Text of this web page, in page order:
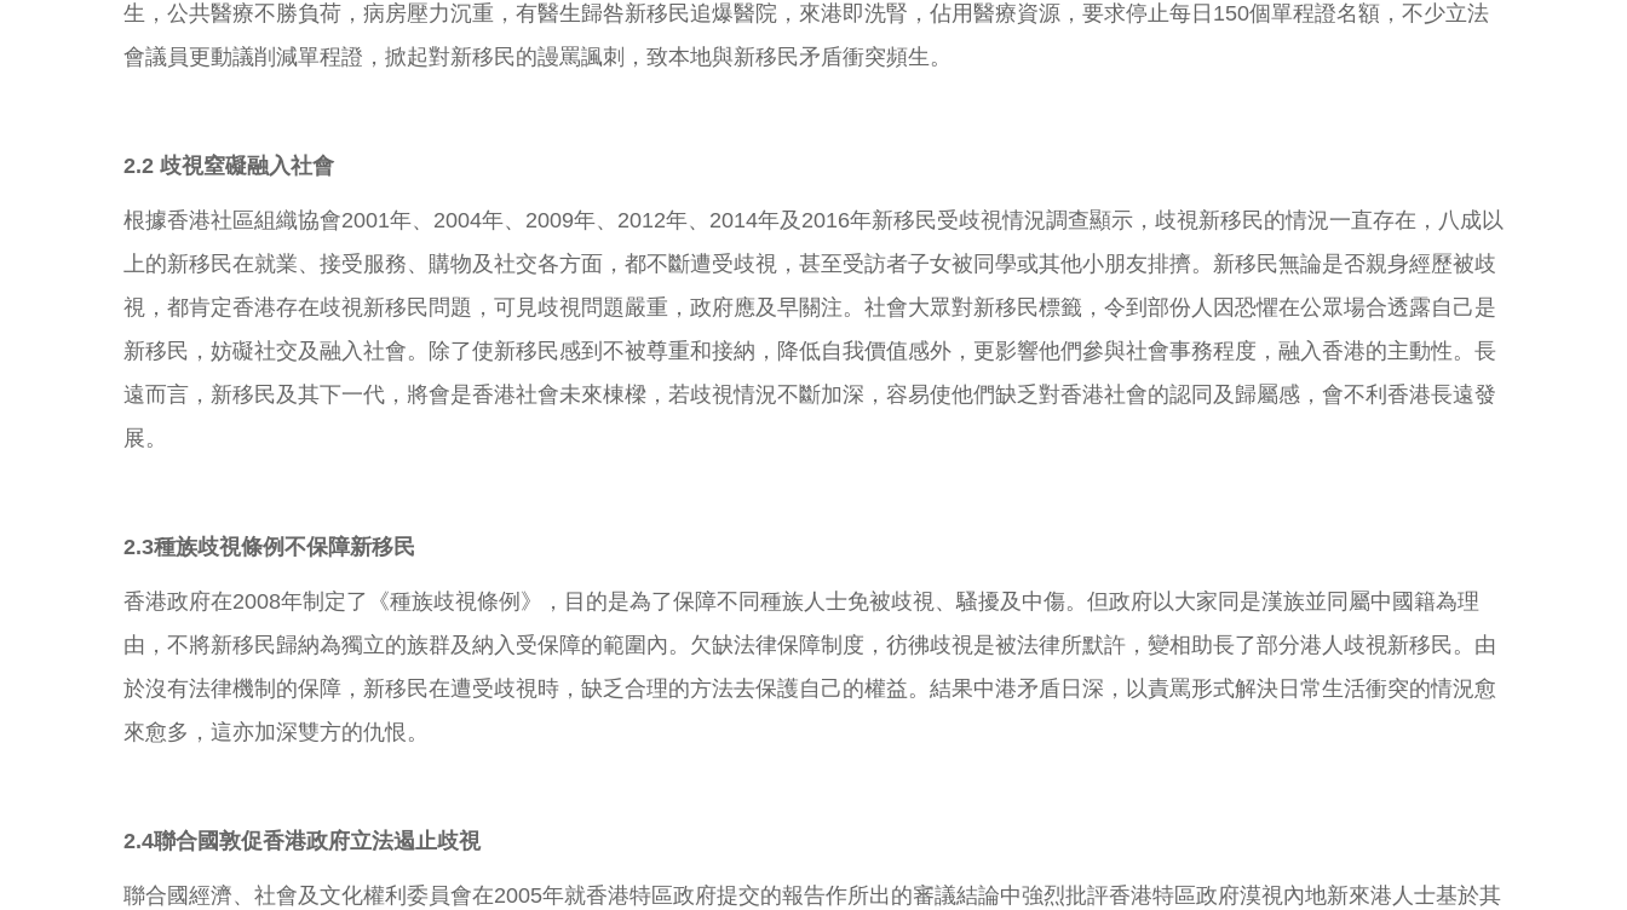
生，公共醫療不勝負荷，病房壓力沉重，有醫生歸咎新移民追爆醫院，來港即洗腎，佔用醫療資源，要求停止每日150個單程證名額，不少立法
會議員更動議削減單程證，掀起對新移民的謾罵諷刺，致本地與新移民矛盾衝突頻生。
2.2 歧視窒礙融入社會
根據香港社區組織協會2001年、2004年、2009年、2012年、2014年及2016年新移民受歧視情況調查顯示，歧視新移民的情況一直存在，八成以
上的新移民在就業、接受服務、購物及社交各方面，都不斷遭受歧視，甚至受訪者子女被同學或其他小朋友排擠。新移民無論是否親身經歷被歧
視，都肯定香港存在歧視新移民問題，可見歧視問題嚴重，政府應及早關注。社會大眾對新移民標籤，令到部份人因恐懼在公眾場合透露自己是
新移民，妨礙社交及融入社會。除了使新移民感到不被尊重和接納，降低自我價值感外，更影響他們參與社會事務程度，融入香港的主動性。長
遠而言，新移民及其下一代，將會是香港社會未來棟樑，若歧視情況不斷加深，容易使他們缺乏對香港社會的認同及歸屬感，會不利香港長遠發
展。
2.3種族歧視條例不保障新移民
香港政府在2008年制定了《種族歧視條例》，目的是為了保障不同種族人士免被歧視、騷擾及中傷。但政府以大家同是漢族並同屬中國籍為理
由，不將新移民歸納為獨立的族群及納入受保障的範圍內。欠缺法律保障制度，彷彿歧視是被法律所默許，變相助長了部分港人歧視新移民。由
於沒有法律機制的保障，新移民在遭受歧視時，缺乏合理的方法去保護自己的權益。結果中港矛盾日深，以責罵形式解決日常生活衝突的情況愈
來愈多，這亦加深雙方的仇恨。
2.4聯合國敦促香港政府立法遏止歧視
聯合國經濟、社會及文化權利委員會在2005年就香港特區政府提交的報告作所出的審議結論中強烈批評香港特區政府漠視內地新來港人士基於其